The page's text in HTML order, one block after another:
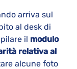
arriva sul
al desk di
il modulo
relativa al
alcune foto